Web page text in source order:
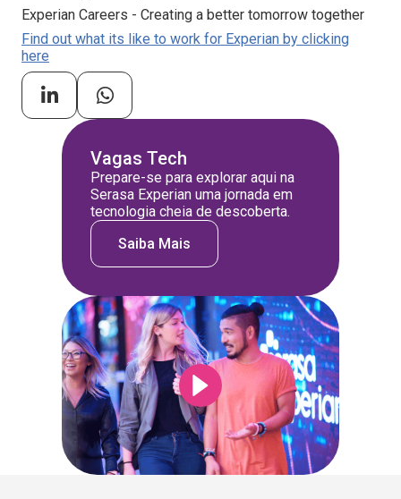
Experian Careers - Creating a better tomorrow together
Find out what its like to work for Experian by clicking
here
Vagas Tech
Prepare-se para explorar aqui na
Serasa Experian uma jornada em
tecnologia cheia de descoberta.
Saiba Mais